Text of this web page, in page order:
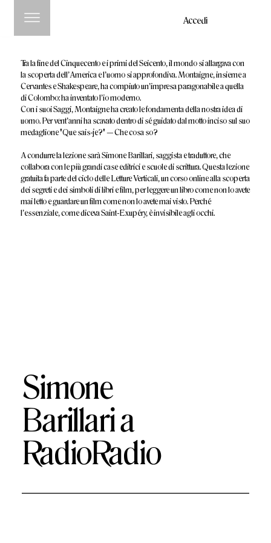
Accedi
Simone
Barillari a
RadioRadio
Tra la fine del Cinquecento e i primi del Seicento, il mondo si allargava con
la scoperta dell'America e l'uomo si approfondiva. Montaigne, insieme a
Cervantes e Shakespeare, ha compiuto un'impresa paragonabile a quella
di Colombo: ha inventato l'io moderno.
Con i suoi Saggi, Montaigne ha creato le fondamenta della nostra idea di
uomo. Per vent'anni ha scavato dentro di sé guidato dal motto inciso sul suo
medaglione "Que sais-je?" — Che cosa so?
A condurre la lezione sarà Simone Barillari, saggista e traduttore, che
collabora con le più grandi case editrici e scuole di scrittura. Questa lezione
gratuita fa parte del ciclo delle Letture Verticali, un corso online alla scoperta
dei segreti e dei simboli di libri e film, per leggere un libro come non lo avete
mai letto e guardare un film come non lo avete mai visto. Perché
l'essenziale, come diceva Saint-Exupéry, è invisibile agli occhi.